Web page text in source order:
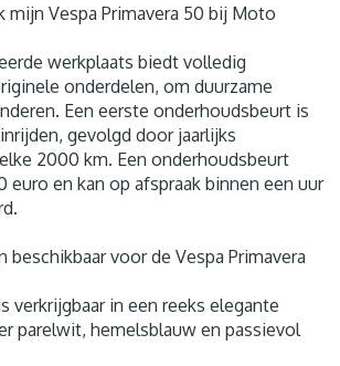
mijn Vespa Primavera 50 bij Moto
werkplaats biedt volledig
onderdelen, om duurzame
Een eerste onderhoudsbeurt is
gevolgd door jaarlijks
2000 km. Een onderhoudsbeurt
euro en kan op afspraak binnen een uur
beschikbaar voor de Vespa Primavera
verkrijgbaar in een reeks elegante
parelwit, hemelsblauw en passievol